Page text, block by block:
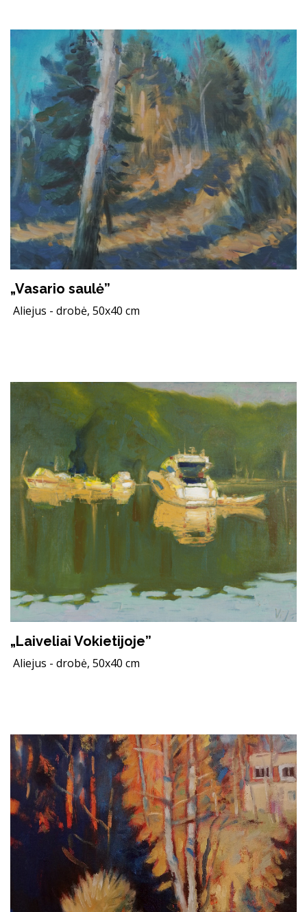
„Vasario saulė”
Aliejus - drobė, 50x40 cm
„Laiveliai Vokietijoje”
Aliejus - drobė, 50x40 cm